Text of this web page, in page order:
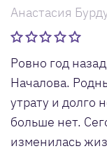
Анастасия
Ровно год
Началова.
утрату и долго
больше нет.
изменилась